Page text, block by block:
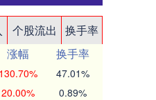
个股流出
换手率
涨幅
换手率
130.70% 47.01%
20.00% 0.89%